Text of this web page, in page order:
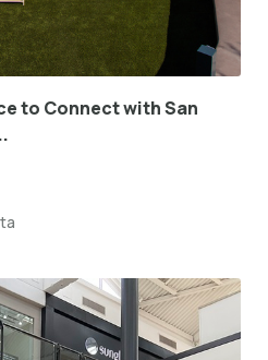
to Connect with San